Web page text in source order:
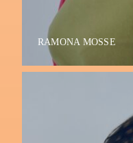
RAMONA MOSSE